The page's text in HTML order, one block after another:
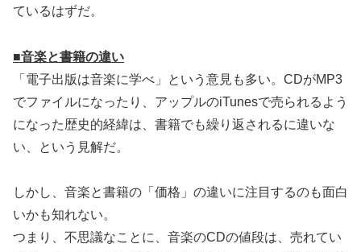
ているはずだ。
■音楽と書籍の違い
「電子出版は音楽に学べ」という意見も多い。CDがMP3
でファイルになったり、アップルのiTunesで売られるよう
になった歴史的経緯は、書籍でも繰り返されるに違いな
い、という見解だ。
しかし、音楽と書籍の「価格」の違いに注目するのも面白
いかも知れない。
つまり、不思議なことに、音楽のCDの値段は、売れてい